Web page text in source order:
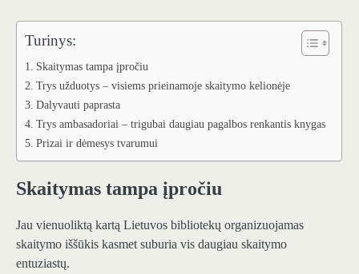
Turinys:
Skaitymas tampa įpročiu
Trys užduotys – visiems prieinamoje skaitymo kelionėje
Dalyvauti paprasta
Trys ambasadoriai – trigubai daugiau pagalbos renkantis knygas
Prizai ir dėmesys tvarumui
Skaitymas tampa įpročiu
Jau vienuoliktą kartą Lietuvos bibliotekų organizuojamas
skaitymo iššūkis kasmet suburia vis daugiau skaitymo
entuziastų.